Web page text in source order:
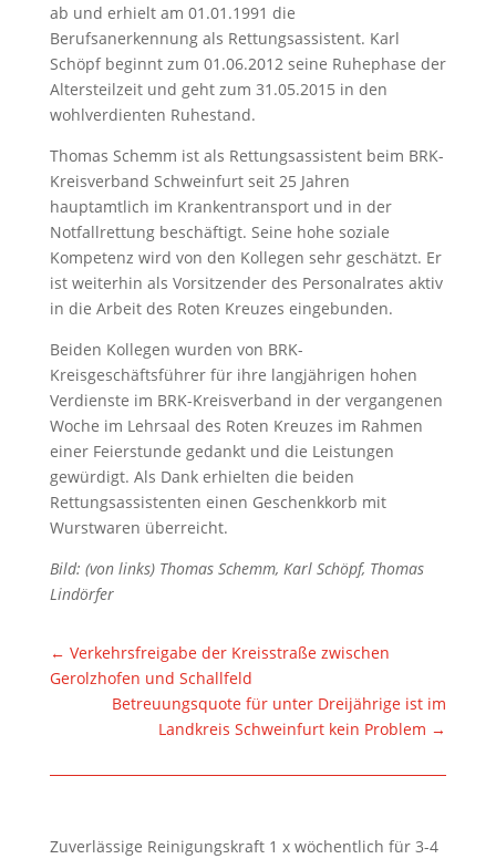
ab und erhielt am 01.01.1991 die
Berufsanerkennung als Rettungsassistent. Karl
Schöpf beginnt zum 01.06.2012 seine Ruhephase der
Altersteilzeit und geht zum 31.05.2015 in den
wohlverdienten Ruhestand.
Thomas Schemm ist als Rettungsassistent beim BRK-
Kreisverband Schweinfurt seit 25 Jahren
hauptamtlich im Krankentransport und in der
Notfallrettung beschäftigt. Seine hohe soziale
Kompetenz wird von den Kollegen sehr geschätzt. Er
ist weiterhin als Vorsitzender des Personalrates aktiv
in die Arbeit des Roten Kreuzes eingebunden.
Beiden Kollegen wurden von BRK-
Kreisgeschäftsführer für ihre langjährigen hohen
Verdienste im BRK-Kreisverband in der vergangenen
Woche im Lehrsaal des Roten Kreuzes im Rahmen
einer Feierstunde gedankt und die Leistungen
gewürdigt. Als Dank erhielten die beiden
Rettungsassistenten einen Geschenkkorb mit
Wurstwaren überreicht.
Bild: (von links) Thomas Schemm, Karl Schöpf, Thomas
Lindörfer
← Verkehrsfreigabe der Kreisstraße zwischen
Gerolzhofen und Schallfeld
Betreuungsquote für unter Dreijährige ist im
Landkreis Schweinfurt kein Problem →
Zuverlässige Reinigungskraft 1 x wöchentlich für 3-4